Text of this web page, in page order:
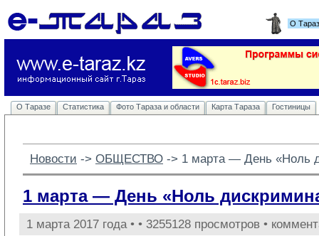
О
О Таразе Статистика Фото Тараза и области Карта Тараза Гостиницы
Новости -> ОБЩЕСТВО -> 1 марта — День «Ноль
1 марта — День «Ноль
1 марта 2017 года • • 3255128 просмотров •